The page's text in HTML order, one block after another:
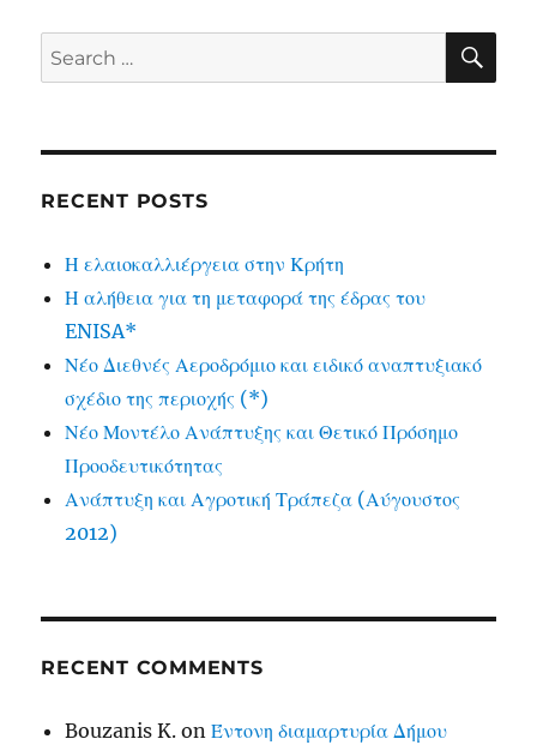
Search
for:
RECENT POSTS
Η ελαιοκαλλιέργεια στην Κρήτη
Η αλήθεια για τη μεταφορά της έδρας του
ENISA*
Νέο Διεθνές Αεροδρόμιο και ειδικό αναπτυξιακό
σχέδιο της περιοχής (*)
Νέο Μοντέλο Ανάπτυξης και Θετικό Πρόσημο
Προοδευτικότητας
Ανάπτυξη και Αγροτική Τράπεζα (Αύγουστος
2012)
RECENT COMMENTS
Bouzanis K. onΈντονη διαμαρτυρία Δήμου